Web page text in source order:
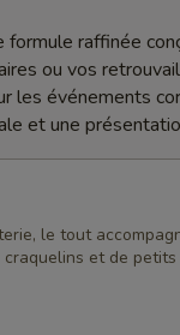
raffinée
ou vos
les événements
et une
le tout
et de petits